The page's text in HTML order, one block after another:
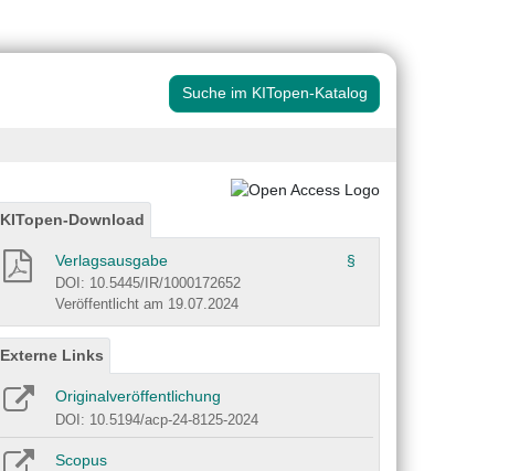
Suche im KITopen-Katalog
KITopen-Download
Verlagsausgabe §
DOI: 10.5445/IR/1000172652
Veröffentlicht am 19.07.2024
Externe Links
Originalveröffentlichung
DOI: 10.5194/acp-24-8125-2024
Scopus